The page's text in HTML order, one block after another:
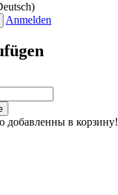
Anmelden
добавленны в корзину!